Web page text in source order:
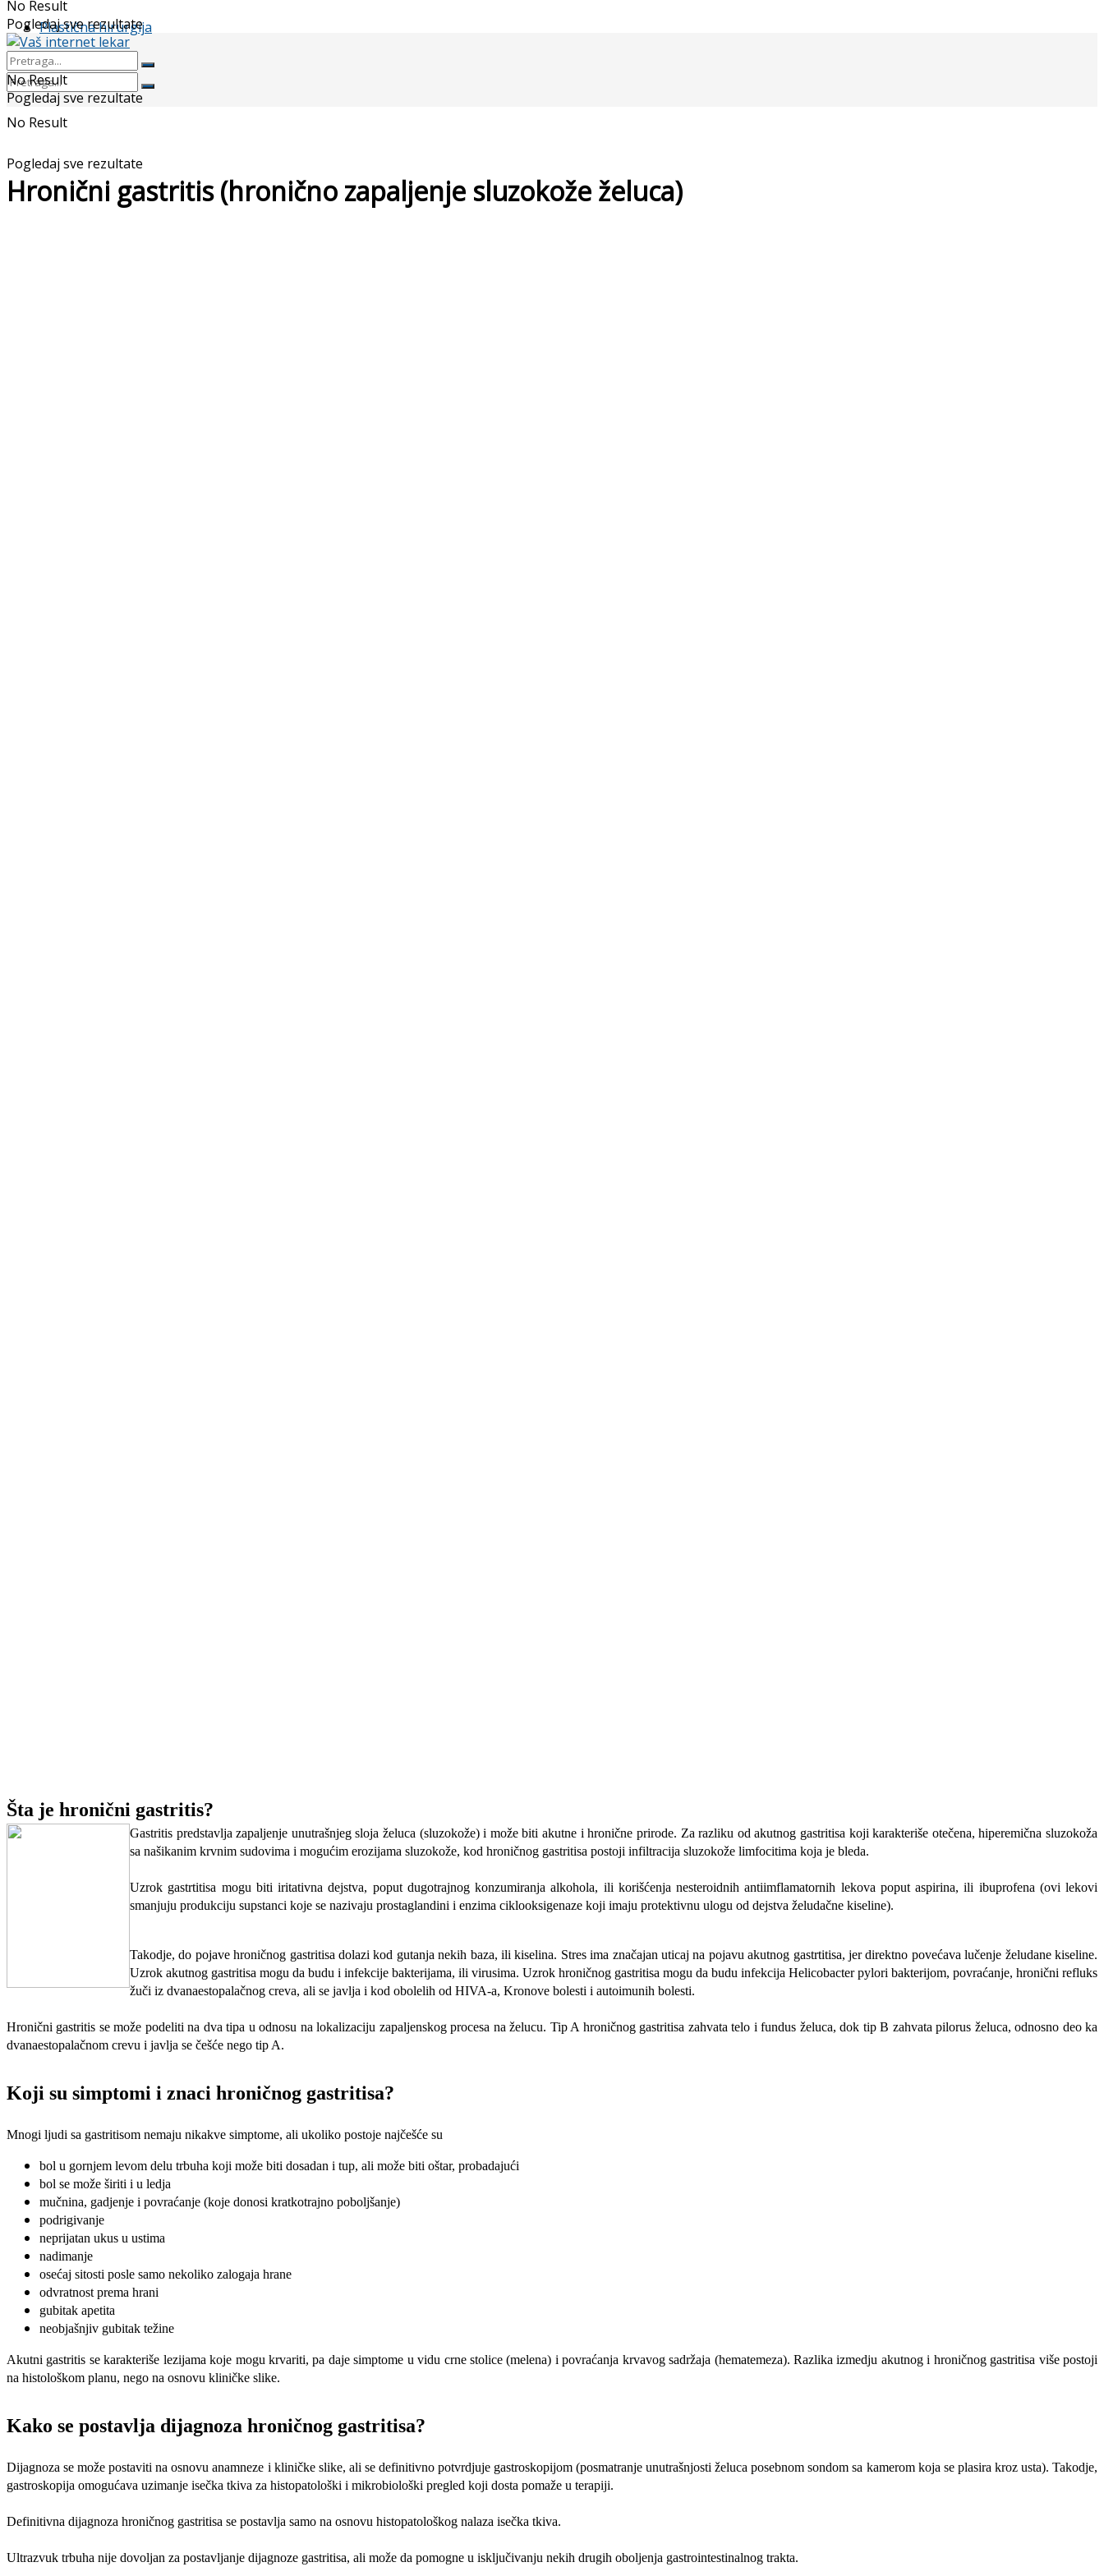
Plastična hirurgija
No Result
Pogledaj sve rezultate
No Result
Pogledaj sve rezultate
No Result
Pogledaj sve rezultate
Hronični gastritis (hronično zapaljenje sluzokože želuca)
Šta je hronični gastritis?
Gastritis predstavlja zapaljenje unutrašnjeg sloja želuca (sluzokože) i može biti akutne i hronične prirode. Za razliku od akutnog gastritisa koji karakteriše otečena, hiperemična sluzokoža
sa našikanim krvnim sudovima i mogućim erozijama sluzokože, kod hroničnog gastritisa postoji infiltracija sluzokože limfocitima koja je bleda.
Uzrok gastrtitisa mogu biti iritativna dejstva, poput dugotrajnog konzumiranja alkohola, ili korišćenja nesteroidnih antiimflamatornih lekova poput aspirina, ili ibuprofena (ovi lekovi
smanjuju produkciju supstanci koje se nazivaju prostaglandini i enzima ciklooksigenaze koji imaju protektivnu ulogu od dejstva želudačne kiseline).
Takodje, do pojave hroničnog gastritisa dolazi kod gutanja nekih baza, ili kiselina. Stres ima značajan uticaj na pojavu akutnog gastrtitisa, jer direktno povećava lučenje želudane kiseline.
Uzrok akutnog gastritisa mogu da budu i infekcije bakterijama, ili virusima. Uzrok hroničnog gastritisa mogu da budu infekcija Helicobacter pylori bakterijom, povraćanje, hronični refluks
žuči iz dvanaestopalačnog creva, ali se javlja i kod obolelih od HIVA-a, Kronove bolesti i autoimunih bolesti.
Hronični gastritis se može podeliti na dva tipa u odnosu na lokalizaciju zapaljenskog procesa na želucu. Tip A hroničnog gastritisa zahvata telo i fundus želuca, dok tip B zahvata pilorus želuca, odnosno deo ka
dvanaestopalačnom crevu i javlja se češće nego tip A.
Koji su simptomi i znaci hroničnog gastritisa?
Mnogi ljudi sa gastritisom nemaju nikakve simptome, ali ukoliko postoje najčešće su
bol u gornjem levom delu trbuha koji može biti dosadan i tup, ali može biti oštar, probadajući
bol se može širiti i u ledja
mučnina, gadjenje i povraćanje (koje donosi kratkotrajno poboljšanje)
podrigivanje
neprijatan ukus u ustima
nadimanje
osećaj sitosti posle samo nekoliko zalogaja hrane
odvratnost prema hrani
gubitak apetita
neobjašnjiv gubitak težine
Akutni gastritis se karakteriše lezijama koje mogu krvariti, pa daje simptome u vidu crne stolice (melena) i povraćanja krvavog sadržaja (hematemeza). Razlika izmedju akutnog i hroničnog gastritisa više postoji
na histološkom planu, nego na osnovu kliničke slike.
Kako se postavlja dijagnoza hroničnog gastritisa?
Dijagnoza se može postaviti na osnovu anamneze i kliničke slike, ali se definitivno potvrdjuje gastroskopijom (posmatranje unutrašnjosti želuca posebnom sondom sa kamerom koja se plasira kroz usta). Takodje,
gastroskopija omogućava uzimanje isečka tkiva za histopatološki i mikrobiološki pregled koji dosta pomaže u terapiji.
Definitivna dijagnoza hroničnog gastritisa se postavlja samo na osnovu histopatološkog nalaza isečka tkiva.
Ultrazvuk trbuha nije dovoljan za postavljanje dijagnoze gastritisa, ali može da pomogne u isključivanju nekih drugih oboljenja gastrointestinalnog trakta.